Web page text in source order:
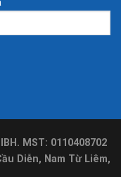
MST: 0110408702
Diễn, Nam Từ Liêm,